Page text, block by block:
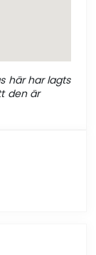
här har lagts
den är